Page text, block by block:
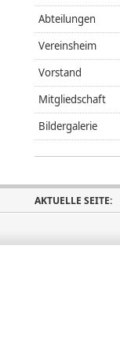
Abteilungen
Vereinsheim
Vorstand
Mitgliedschaft
Bildergalerie
AKTUELLE SEITE: